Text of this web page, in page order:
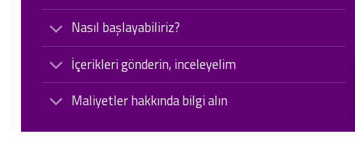
Nasıl başlayabiliriz?
İçerikleri gönderin, inceleyelim
Maliyetler hakkında bilgi alın